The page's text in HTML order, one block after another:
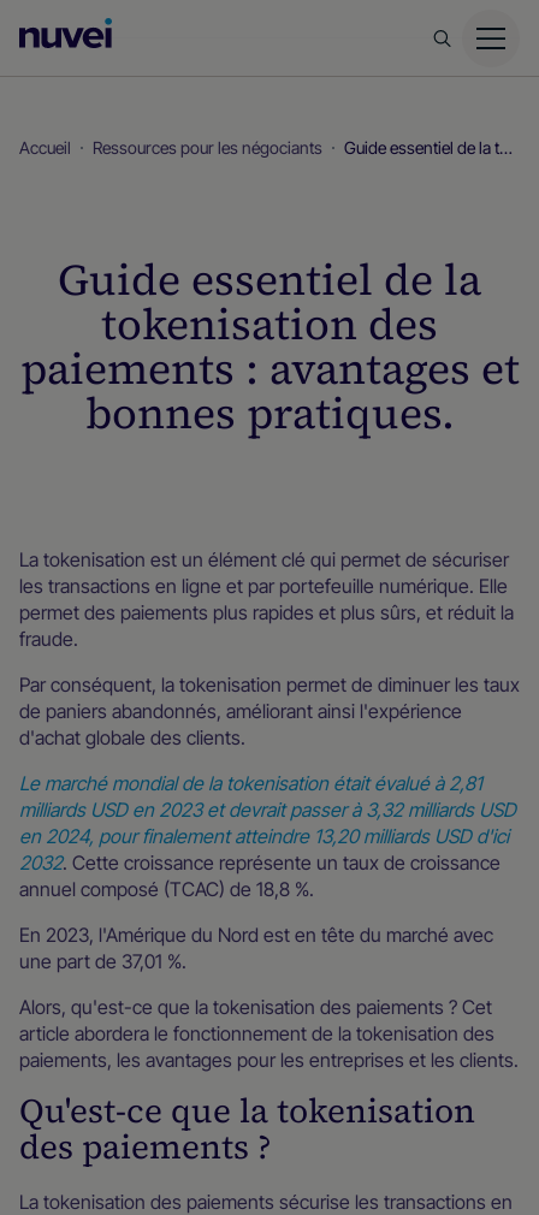
d’accueil
Accueil Ressources pour les négociants Guide essentiel de la tokenisation des paiements : avantages et bonnes pratiques.
Guide essentiel de la
tokenisation des
paiements : avantages et
bonnes pratiques.
La tokenisation est un élément clé qui permet de sécuriser
les transactions en ligne et par portefeuille numérique. Elle
permet des paiements plus rapides et plus sûrs, et réduit la
fraude.
Par conséquent, la tokenisation permet de diminuer les taux
de paniers abandonnés, améliorant ainsi l'expérience
d'achat globale des clients.
Le marché mondial de la tokenisation était évalué à 2,81
milliards USD en 2023 et devrait passer à 3,32 milliards USD
en 2024, pour finalement atteindre 13,20 milliards USD d'ici
2032. Cette croissance représente un taux de croissance
annuel composé (TCAC) de 18,8 %.
En 2023, l'Amérique du Nord est en tête du marché avec
une part de 37,01 %.
Alors, qu'est-ce que la tokenisation des paiements ? Cet
article abordera le fonctionnement de la tokenisation des
paiements, les avantages pour les entreprises et les clients.
Qu'est-ce que la tokenisation
des paiements ?
La tokenisation des paiements sécurise les transactions en